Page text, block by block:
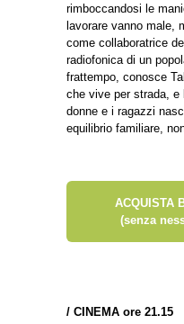
rimboccandosi le
lavorare vanno male,
come collaboratrice
radiofonica di un
frattempo, conosce
che vive per strada,
donne e i ragazzi
equilibrio familiare,
ACQUISTA
(senza
/ CINEMA ore 21.15